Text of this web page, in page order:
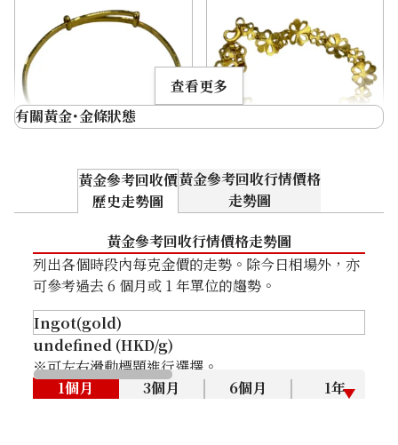
參考回收價
HKD 28,678.83
收購日期: 2026年3月
K24 Bracelet
狀態
S
詳情
非常乾淨
分店
佐敦店(尖沙咀)
收購日期: 2026年3月
K24 Bracelet
狀態
S
詳情
非常乾淨
分店
查看更多
有關黃金･金條狀態
S 非常乾淨
無刮痕或污漬，非常乾淨的狀態
A 乾淨
無明顯刮痕或污漬的狀態
B 略有使用痕跡
有使用過的痕跡，如刮痕或污漬
C 有使用痕跡
因破損或裂痕，影響使用的狀態
黃金參考回收價
歷史走勢圖
黃金參考回收行情價格
走勢圖
黃金參考回收行情價格走勢圖
列出各個時段內每克金價的走勢。除今日相場外，亦
可參考過去 6 個月或 1 年單位的趨勢。
undefined (HKD/g)
※可左右滑動標題進行選擇。
1個月
3個月 6個月 1年